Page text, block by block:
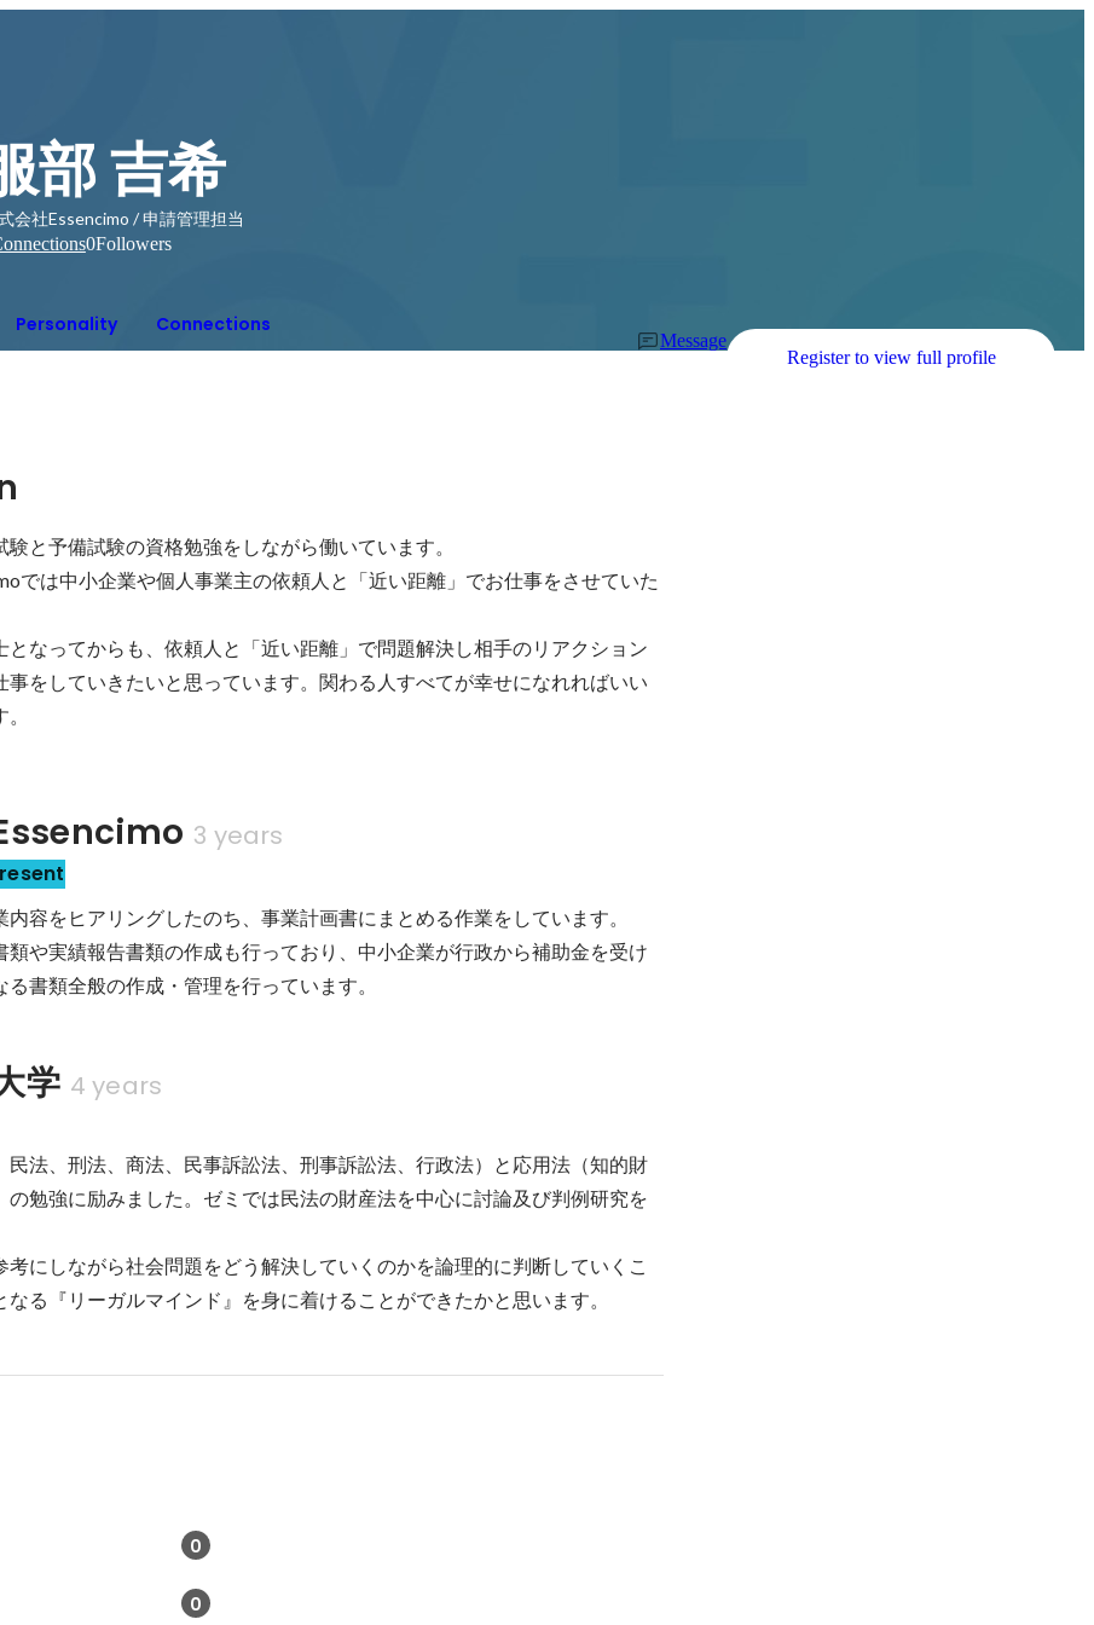
部 吉希
会社Essencimo / 申請管理担当
0Followers
Personality Connections
Message
Register to view full profile
と予備試験の資格勉強をしながら働いています。
では中小企業や個人事業主の依頼人と「近い距離」でお仕事をさせていた
となってからも、依頼人と「近い距離」で問題解決し相手のリアクション
事をしていきたいと思っています。関わる人すべてが幸せになれればいい
3 years
内容をヒアリングしたのち、事業計画書にまとめる作業をしています。
類や実績報告書類の作成も行っており、中小企業が行政から補助金を受け
書類全般の作成・管理を行っています。
学 4 years
民法、刑法、商法、民事訴訟法、刑事訴訟法、行政法）と応用法（知的財
の勉強に励みました。ゼミでは民法の財産法を中心に討論及び判例研究を
考にしながら社会問題をどう解決していくのかを論理的に判断していくこ
なる『リーガルマインド』を身に着けることができたかと思います。
0
0